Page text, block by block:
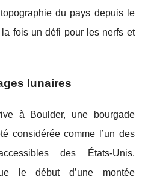
du pays depuis le
fois un défi pour les nerfs et
lunaires
à Boulder, une bourgade
considérée comme l’un des
des États-Unis.
le début d’une montée